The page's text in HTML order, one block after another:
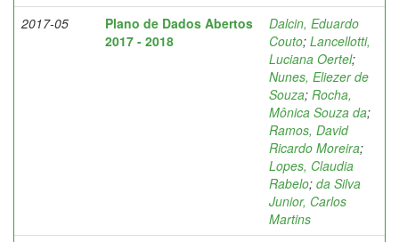
2017-05
Plano de Dados Abertos
2017 - 2018
Dalcin, Eduardo
Couto; Lancellotti,
Luciana Oertel;
Nunes, Eliezer de
Souza; Rocha,
Mônica Souza da;
Ramos, David
Ricardo Moreira;
Lopes, Claudia
Rabelo; da Silva
Junior, Carlos
Martins